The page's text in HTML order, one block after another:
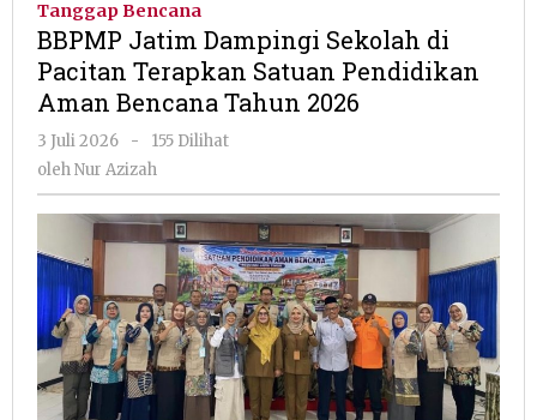
Pacitan
Bencana
Tahun
Tanggap Bencana
BBPMP Jatim Dampingi Sekolah di
Pacitan Terapkan Satuan Pendidikan
Aman Bencana Tahun 2026
3 Juli 2026
oleh
Nur
-
155 Dilihat
olehNur Azizah